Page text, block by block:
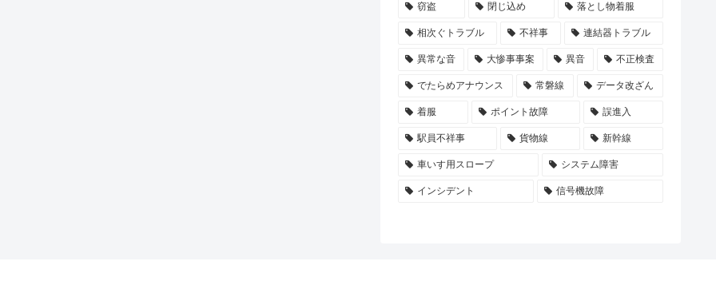
窃盗 閉じ込め 落とし物着服
相次ぐトラブル 不祥事 連結器トラブル
異常な音 大惨事事案 異音 不正検査
でたらめアナウンス 常磐線 データ改ざん
着服 ポイント故障 誤進入
駅員不祥事 貨物線 新幹線
車いす用スロープ システム障害
インシデント 信号機故障